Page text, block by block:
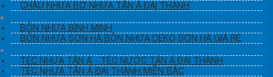
CHẬU NHỰA BƠ NHỰA TÂN Á ĐẠI THÀNH
BỒN NHỰA BÌNH MINH
BỒN NHỰA SƠN HÀ BỒN NHỰA DEKO SƠN HÀ GIÁ RẺ
TÉC NHỰA TÂN Á - TÉC NƯỚC TÂN Á ĐẠI THÀNH
TÉC NHƯA TÂN Á ĐẠI THÀNH MIỀN BẮC